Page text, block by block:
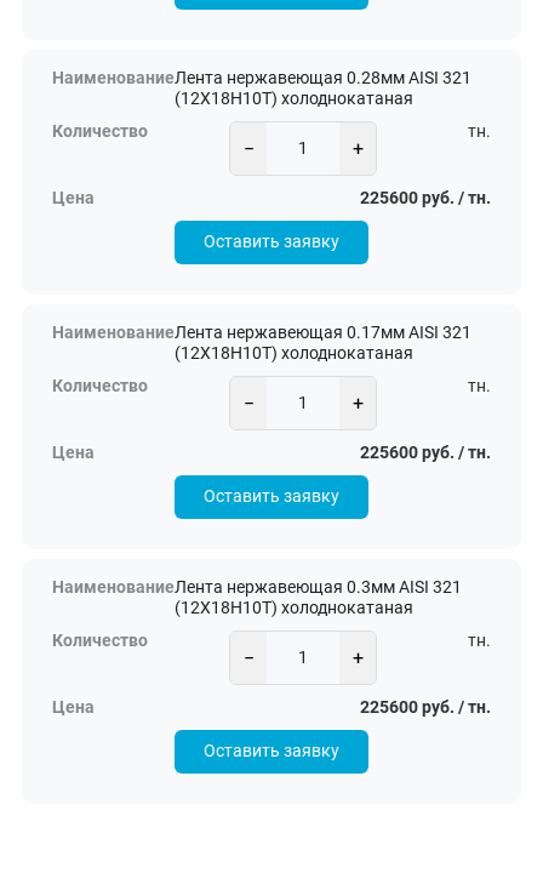
Лента нержавеющая 0.28мм AISI 321
(12Х18Н10Т) холоднокатаная
− +
тн.
225600 руб. / тн.
Оставить заявку
Лента нержавеющая 0.17мм AISI 321
(12Х18Н10Т) холоднокатаная
− +
тн.
225600 руб. / тн.
Оставить заявку
Лента нержавеющая 0.3мм AISI 321
(12Х18Н10Т) холоднокатаная
− +
тн.
225600 руб. / тн.
Оставить заявку